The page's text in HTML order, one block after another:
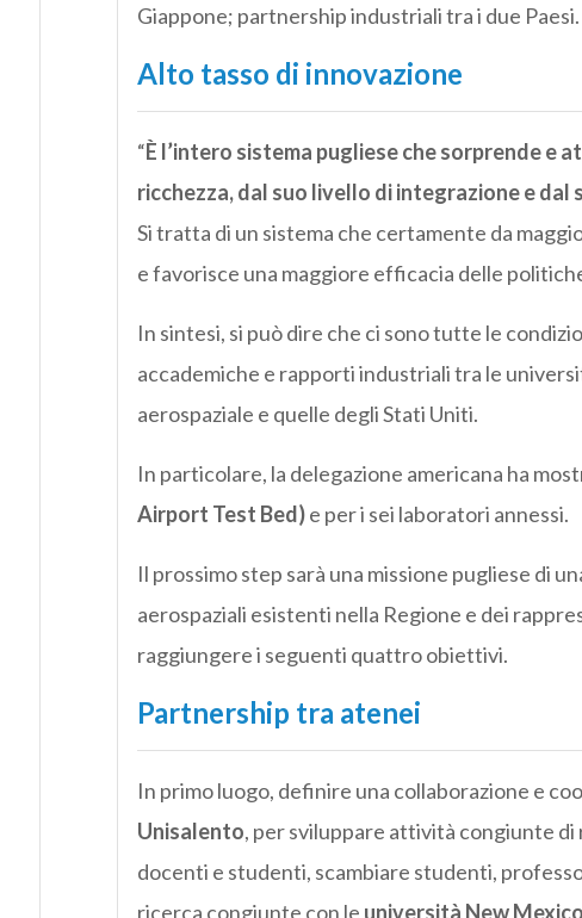
Giappone; partnership industriali tra i due Paesi.
Alto tasso di innovazione
“È l’intero sistema pugliese che sorprende e
ricchezza, dal suo livello di integrazione e dal
Si tratta di un sistema che certamente da
e favorisce una maggiore efficacia delle
In sintesi, si può dire che ci sono tutte le
accademiche e rapporti industriali tra le
aerospaziale e quelle degli Stati Uniti.
In particolare, la delegazione americana ha
Airport Test Bed)e per i sei laboratori annessi.
Il prossimo step sarà una missione pugliese di
aerospaziali esistenti nella Regione e dei
raggiungere i seguenti quattro obiettivi.
Partnership tra atenei
In primo luogo, definire una collaborazione e
Unisalento, per sviluppare attività congiunte
docenti e studenti, scambiare studenti,
ricerca congiunte con le università New